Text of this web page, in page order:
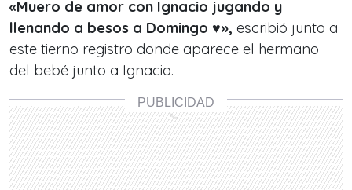
«Muero de amor con Ignacio jugando y
llenando a besos a Domingo ♥️», escribió junto a
este tierno registro donde aparece el hermano
del bebé junto a Ignacio.